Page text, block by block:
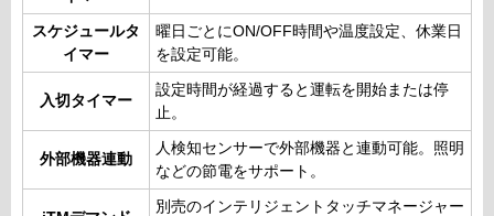
スケジュールタ
イマー
曜日ごとにON/OFF時間や温度設定、休業日
を設定可能。
入切タイマー
設定時間が経過すると運転を開始または停
止。
外部機器連動
人検知センサーで外部機器と連動可能。照明
などの節電をサポート。
別売のインテリジェントタッチマネージャー